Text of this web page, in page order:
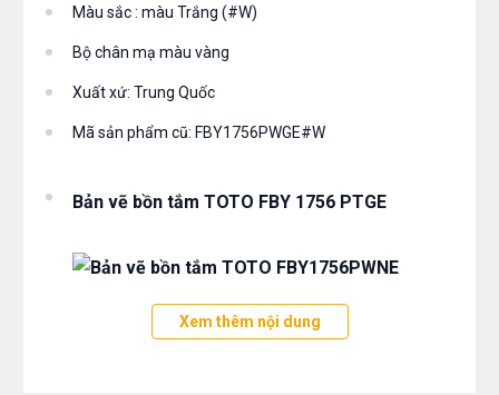
Màu sắc : màu Trắng (#W)
Bộ chân mạ màu vàng
Xuất xứ: Trung Quốc
Mã sản phẩm cũ: FBY1756PWGE#W
Bản vẽ bồn tắm TOTO FBY 1756 PTGE
Bạn quan tâm tới những sản phẩm bồn tắm cũng như
Xem thêm nội dung